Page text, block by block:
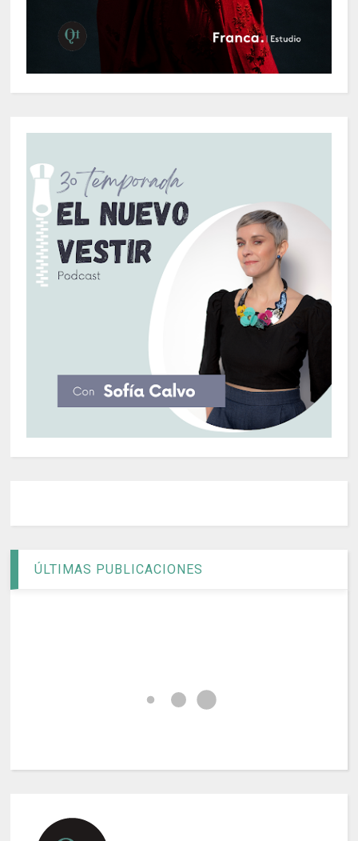
ÚLTIMAS PUBLICACIONES